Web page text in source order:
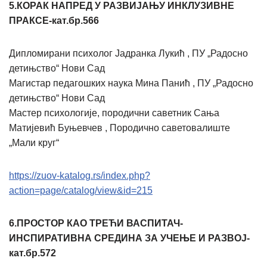
5.КОРАК НАПРЕД У РАЗВИЈАЊУ ИНКЛУЗИВНЕ
ПРАКСЕ-кат.бр.566
Дипломирани психолог Јадранка Лукић , ПУ „Радосно
детињство“ Нови Сад
Магистар педагошких наука Мина Панић , ПУ „Радосно
детињство“ Нови Сад
Мастер психологије, породични саветник Сања
Матијевић Буњевчев , Породично саветовалиште
„Мали круг“
https://zuov-katalog.rs/index.php?
action=page/catalog/view&id=215
6.ПРОСТОР КАО ТРЕЋИ ВАСПИТАЧ-
ИНСПИРАТИВНА СРЕДИНА ЗА УЧЕЊЕ И РАЗВОЈ-
кат.бр.572